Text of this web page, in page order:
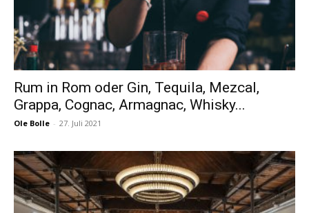
Rum in Rom oder Gin, Tequila, Mezcal,
Grappa, Cognac, Armagnac, Whisky...
Ole Bolle - 27. Juli 2021